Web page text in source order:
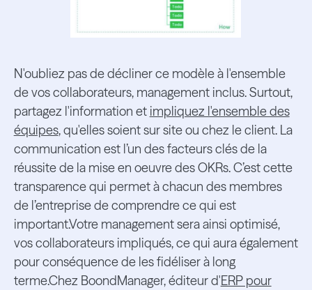
N'oubliez pas de décliner ce modèle à l'ensemble
de vos collaborateurs, management inclus. Surtout,
partagez l'information et impliquez l'ensemble des
équipes, qu'elles soient sur site ou chez le client. La
communication est l’un des facteurs clés de la
réussite de la mise en oeuvre des OKRs. C’est cette
transparence qui permet à chacun des membres
de l’entreprise de comprendre ce qui est
important.Votre management sera ainsi optimisé,
vos collaborateurs impliqués, ce qui aura également
pour conséquence de les fidéliser à long
terme.Chez BoondManager, éditeur d'ERP pour